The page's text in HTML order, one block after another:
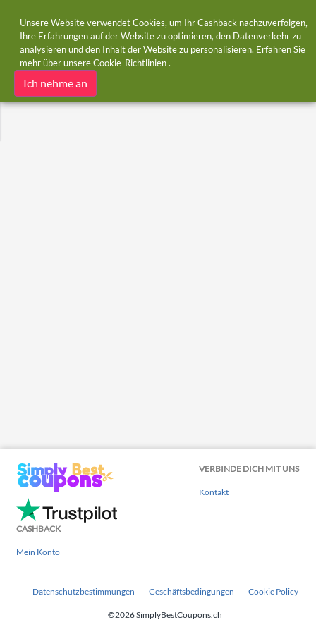
Startseite Kategorien Bildung
Bildung
Gutscheine
VERBINDE DICH MIT UNS
Kontakt
CASHBACK
Mein Konto
Datenschutzbestimmungen Geschäftsbedingungen Cookie Policy
©2026 SimplyBestCoupons.ch
Unsere Website verwendet Cookies, um Ihr Cashback nachzuverfolgen,
Ihre Erfahrungen auf der Website zu optimieren, den Datenverkehr zu
analysieren und den Inhalt der Website zu personalisieren. Erfahren Sie
mehr über unsereCookie-Richtlinien.
Ich nehme an